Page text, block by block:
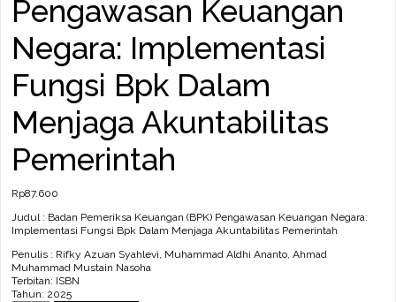
Pengawasan Keuangan
Negara: Implementasi
Fungsi Bpk Dalam
Menjaga Akuntabilitas
Pemerintah
Rp87.600
Judul : Badan Pemeriksa Keuangan (BPK) Pengawasan Keuangan Negara:
Implementasi Fungsi Bpk Dalam Menjaga Akuntabilitas Pemerintah
Penulis : Rifky Azuan Syahlevi, Muhammad Aldhi Ananto, Ahmad
Muhammad Mustain Nasoha
Terbitan: ISBN
Tahun: 2025